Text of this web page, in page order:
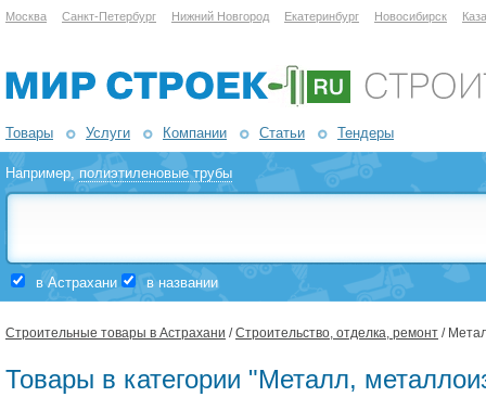
Москва Санкт-Петербург Нижний Новгород Екатеринбург Новосибирск
Товары Услуги Компании Статьи Тендеры
Например,полиэтиленовые трубы
в Астрахани в названии
Строительные товары в Астрахани /Строительство, отделка, ремонт /
Товары в категории "Металл,